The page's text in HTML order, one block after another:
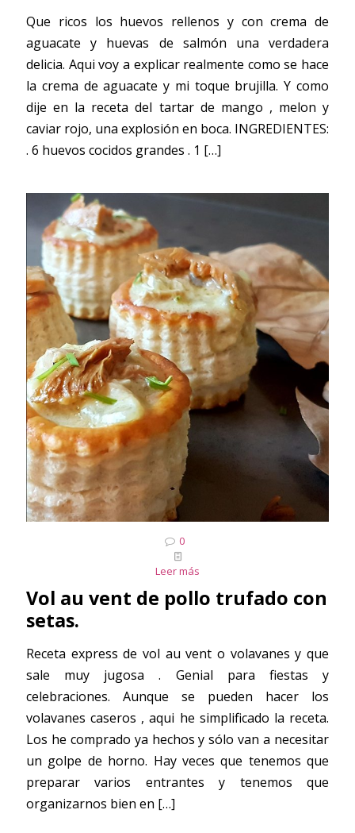
Que ricos los huevos rellenos y con crema de
aguacate y huevas de salmón una verdadera
delicia. Aqui voy a explicar realmente como se hace
la crema de aguacate y mi toque brujilla. Y como
dije en la receta del tartar de mango , melon y
caviar rojo, una explosión en boca. INGREDIENTES:
. 6 huevos cocidos grandes . 1 […]
0
Leer más
Vol au vent de pollo trufado con
setas.
Receta express de vol au vent o volavanes y que
sale muy jugosa . Genial para fiestas y
celebraciones. Aunque se pueden hacer los
volavanes caseros , aqui he simplificado la receta.
Los he comprado ya hechos y sólo van a necesitar
un golpe de horno. Hay veces que tenemos que
preparar varios entrantes y tenemos que
organizarnos bien en […]